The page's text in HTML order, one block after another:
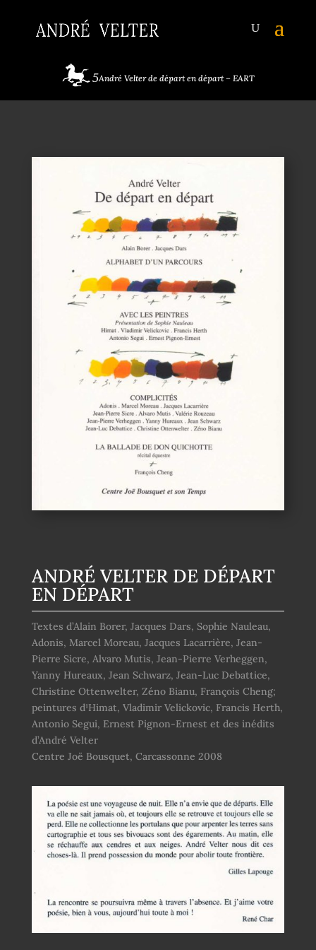
André Velter de départ en départ – EART
ANDRÉ VELTER DE DÉPART
EN DÉPART
Textes d’Alain Borer, Jacques Dars, Sophie Nauleau,
Adonis, Marcel Moreau, Jacques Lacarrière, Jean-
Pierre Sicre, Alvaro Mutis, Jean-Pierre Verheggen,
Yanny Hureaux, Jean Schwarz, Jean-Luc Debattice,
Christine Ottenwelter, Zéno Bianu, François Cheng;
peintures d¹Himat, Vladimir Velickovic, Francis Herth,
Antonio Segui, Ernest Pignon-Ernest et des inédits
d’André Velter
Centre Joë Bousquet, Carcassonne 2008